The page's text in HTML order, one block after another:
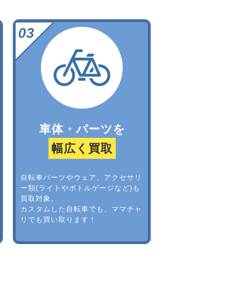
車体・パーツを
幅広く買取
自転車パーツやウェア、アクセサリ
ー類(ライトやボトルゲージなど)も
買取対象。
カスタムした自転車でも、ママチャ
リでも買い取ります！